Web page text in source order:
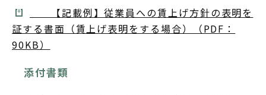
【記載例】従業員への賃上げ方針の表明を
証する書面（賃上げ表明をする場合）（PDF：
90KB）
添付書類